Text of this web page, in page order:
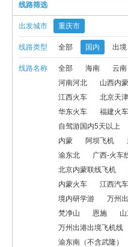
西藏火车 避暑游 直通车
西北火车、汽车 西北飞机
九寨动车 国内10人内小包团
国内G5航线产品 北京内蒙联
万州出港国内火车线
万州出港出境飞机线 赤水
国内特色线路
线路筛选
出发城市 重庆市
线路类型 全部 国内 出境
线路名称 全部 海南 云南
河南河北
山西内蒙
江西火车
北京天津
华东火车
福建火车
自驾游国内5天以上
内蒙
阿坝飞机
渝东北
广西-火车
北京内蒙联线飞机
内蒙火车
江西汽车
境内研学游
万州
梵净山
恩施
万州出港出境飞机线
渝东南（不含武隆）